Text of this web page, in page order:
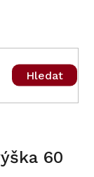
Hledat
60